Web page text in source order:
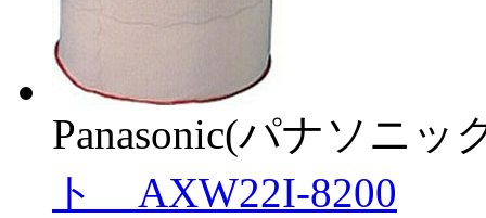
Panasonic(パナソニッ
ト AXW22I-8200